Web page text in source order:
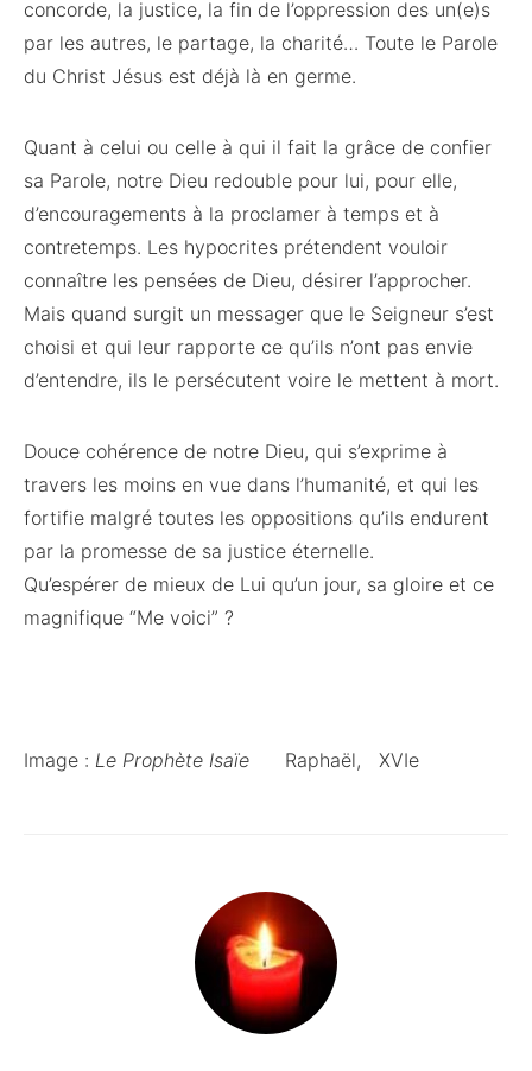
concorde, la justice, la fin de l’oppression des un(e)s
par les autres, le partage, la charité… Toute le Parole
du Christ Jésus est déjà là en germe.
Quant à celui ou celle à qui il fait la grâce de confier
sa Parole, notre Dieu redouble pour lui, pour elle,
d’encouragements à la proclamer à temps et à
contretemps. Les hypocrites prétendent vouloir
connaître les pensées de Dieu, désirer l’approcher.
Mais quand surgit un messager que le Seigneur s’est
choisi et qui leur rapporte ce qu’ils n’ont pas envie
d’entendre, ils le persécutent voire le mettent à mort.
Douce cohérence de notre Dieu, qui s’exprime à
travers les moins en vue dans l’humanité, et qui les
fortifie malgré toutes les oppositions qu’ils endurent
par la promesse de sa justice éternelle.
Qu’espérer de mieux de Lui qu’un jour, sa gloire et ce
magnifique “Me voici” ?
Image : Le Prophète Isaïe Raphaël, XVIe